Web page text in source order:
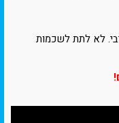
לא לתת לשכמות